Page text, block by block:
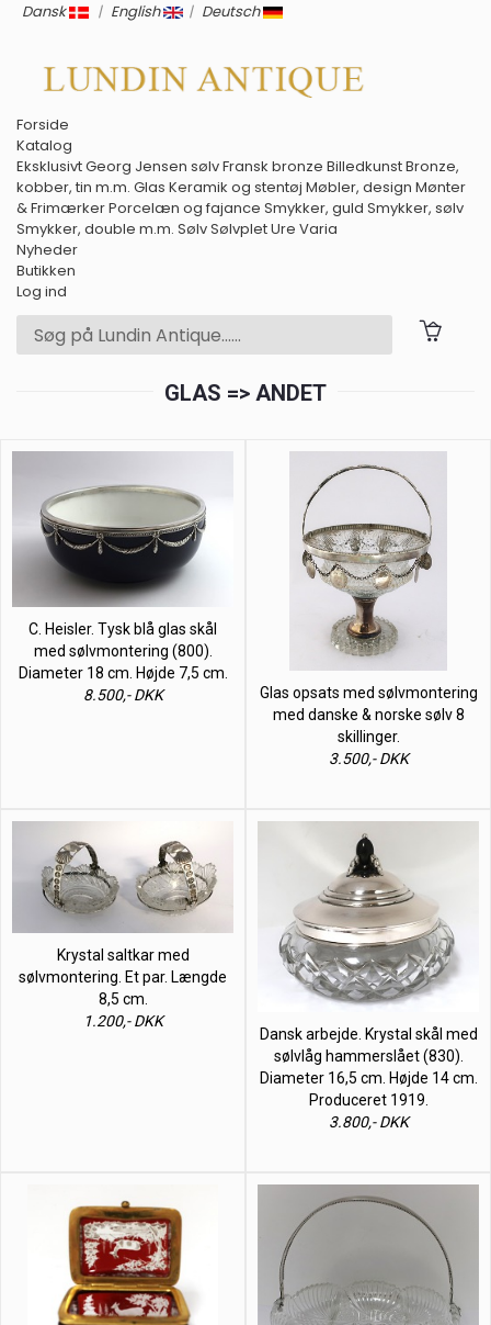
Dansk | English | Deutsch
Forside
Katalog
EksklusivtGeorg Jensen sølvFransk bronze BilledkunstBronze,
kobber, tin m.m. Glas Keramik og stentøj Møbler, design Mønter
& FrimærkerPorcelæn og fajance Smykker, guld Smykker, sølv
Smykker, double m.m. SølvSølvpletUre Varia
Nyheder
Butikken
Log ind
GLAS => ANDET
C. Heisler. Tysk blå glas skål
med sølvmontering (800).
Diameter 18 cm. Højde 7,5 cm.
8.500,- DKK
Glas opsats med sølvmontering
med danske & norske sølv 8
skillinger.
3.500,- DKK
Krystal saltkar med
sølvmontering. Et par. Længde
8,5 cm.
1.200,- DKK
Dansk arbejde. Krystal skål med
sølvlåg hammerslået (830).
Diameter 16,5 cm. Højde 14 cm.
Produceret 1919.
3.800,- DKK